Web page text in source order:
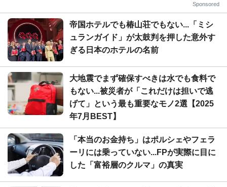
Sponsored
帝国ホテルでも椿山荘でもない...「ミシ
ュランガイド」が太鼓判を押した意外す
ぎる日本のホテルの名前
大地震でまず確保すべきは水でも食料で
もない...被災者が「これだけは担いで逃
げて」という最も重要なモノ2選【2025
年7月BEST】
「本当のお金持ち」はポルシェやフェラ
ーリには乗っていない...FPが実際に目に
した「富裕層のクルマ」の真実